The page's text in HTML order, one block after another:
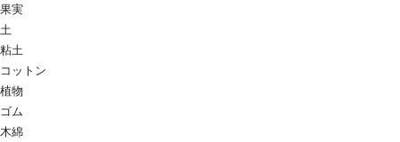
果実
土
粘土
コットン
植物
ゴム
木綿